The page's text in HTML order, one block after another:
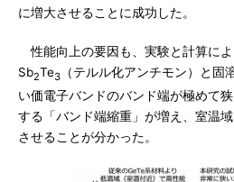
に増大させることに成功した。
性能向上の要因も、実験と計算に
Sb2Te3 （テルル化アンチモン）と固
い価電子バンドのバンド端が極めて
する「バンド端縮重」が増え、室温
させることが分かった。